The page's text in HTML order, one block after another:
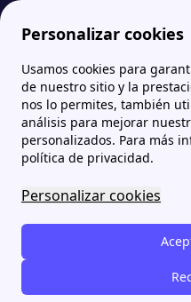
Personalizar cookies
Usamos cookies para
de nuestro sitio y la
nos lo permites, también
análisis para mejorar
personalizados. Para más
política de privacidad.
Personalizar cookies
Papernest.es Comercializadoras
Energya
tarifas de
de contacto
Energya VMes la
gas del
en el mercado